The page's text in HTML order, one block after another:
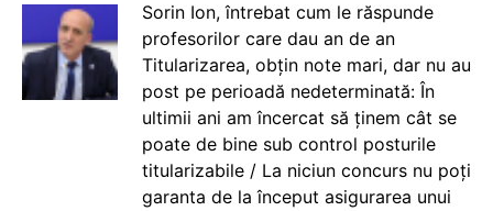
Sorin Ion, întrebat cum le răspunde
profesorilor care dau an de an
Titularizarea, obțin note mari, dar nu au
post pe perioadă nedeterminată: În
ultimii ani am încercat să ținem cât se
poate de bine sub control posturile
titularizabile / La niciun concurs nu poți
garanta de la început asigurarea unui